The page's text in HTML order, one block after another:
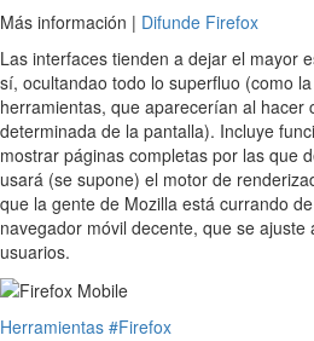
Más información | Difunde Firefox
Las interfaces tienden a dejar el mayor
sí, ocultandao todo lo superfluo (como
herramientas, que aparecerían al hacer
determinada de la pantalla). Incluye
mostrar páginas completas por las que
usará (se supone) el motor de
que la gente de Mozilla está currando
navegador móvil decente, que se ajuste
usuarios.
Herramientas #Firefox